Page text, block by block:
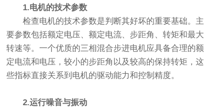
1.电机的技术参数
检查电机的技术参数是判断其好坏的重要基础。主
要参数包括额定电压、额定电流、步距角、转矩和最大
转速等。一个优质的三相混合步进电机应具备合理的额
定电流和电压，较小的步距角以及较高的保持转矩，这
些指标直接关系到电机的驱动能力和控制精度。
2.运行噪音与振动